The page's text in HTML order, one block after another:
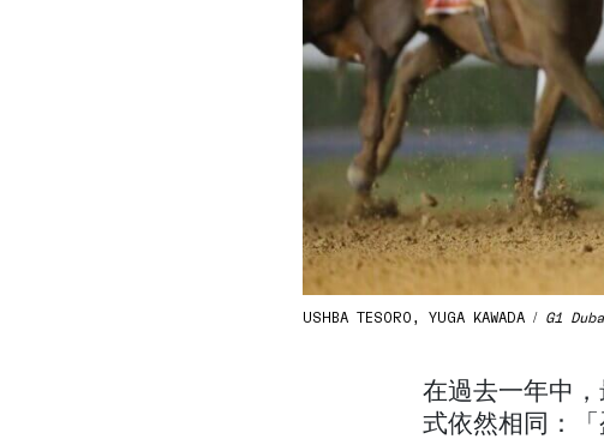
USHBA TESORO, YUGA KAWADA / G1
在過去一年中
式依然相同：